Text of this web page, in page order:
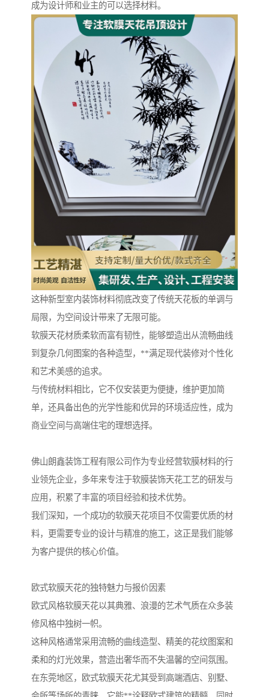
成为设计师和业主的可以选择材料。
这种新型室内装饰材料彻底改变了传统天花板的单调与
局限，为空间设计带来了无限可能。
软膜天花材质柔软而富有韧性，能够塑造出从流畅曲线
到复杂几何图案的各种造型，**满足现代装修对个性化
和艺术美感的追求。
与传统材料相比，它不仅安装更为便捷，维护更加简
单，还具备出色的光学性能和优异的环境适应性，成为
商业空间与高端住宅的理想选择。
佛山朗鑫装饰工程有限公司作为专业经营软膜材料的行
业领先企业，多年来专注于软膜装饰天花工艺的研发与
应用，积累了丰富的项目经验和技术优势。
我们深知，一个成功的软膜天花项目不仅需要优质的材
料，更需要专业的设计与精准的施工，这正是我们能够
为客户提供的核心价值。
欧式软膜天花的独特魅力与报价因素
欧式风格软膜天花以其典雅、浪漫的艺术气质在众多装
修风格中独树一帜。
这种风格通常采用流畅的曲线造型、精美的花纹图案和
柔和的灯光效果，营造出奢华而不失温馨的空间氛围。
在东莞地区，欧式软膜天花尤其受到高端酒店、别墅、